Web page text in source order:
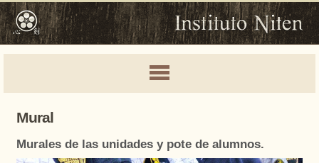
Mural
Murales de las unidades y pote de alumnos.